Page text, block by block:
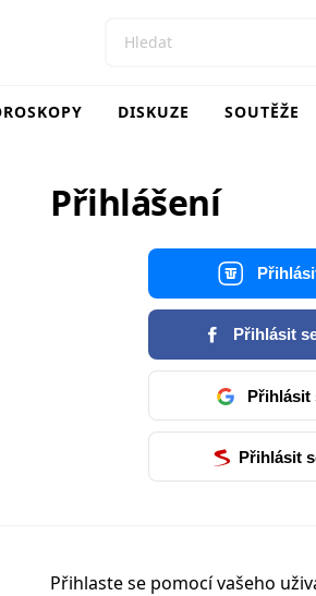
DISKUZE SOUTĚŽE
Přihlášení
Přihlásit
Přihlásit
Přihlásit
Přihlaste se pomocí vašeho